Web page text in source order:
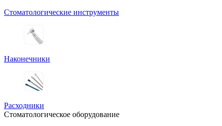
Стоматологические инструменты
Наконечники
Расходники
Стоматологическое оборудование